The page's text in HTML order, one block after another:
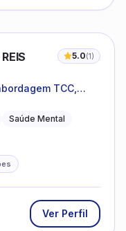
5.0(1)
TCC,
Saúde Mental
Ver Perfil